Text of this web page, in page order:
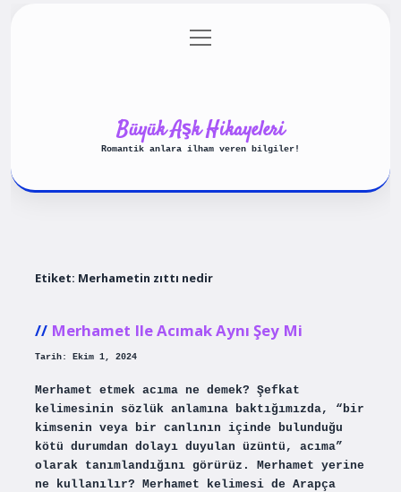
Gizlilik Politikası
menüyü
aç
Büyük Aşk Hikayeleri
Romantik anlara ilham veren bilgiler!
Etiket: Merhametin zıttı nedir
Merhamet Ile Acımak Aynı Şey Mi
Tarih: Ekim 1, 2024
Merhamet etmek acıma ne demek? Şefkat
kelimesinin sözlük anlamına baktığımızda, “bir
kimsenin veya bir canlının içinde bulunduğu
kötü durumdan dolayı duyulan üzüntü, acıma”
olarak tanımlandığını görürüz. Merhamet yerine
ne kullanılır? Merhamet kelimesi de Arapça